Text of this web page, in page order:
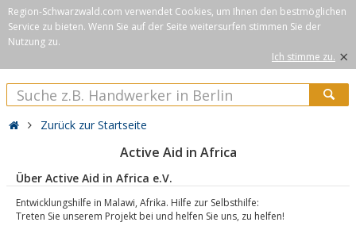
Region-Schwarzwald.com verwendet Cookies, um Ihnen den bestmöglichen
Service zu bieten. Wenn Sie auf der Seite weitersurfen stimmen Sie der
Nutzung zu.
Ich stimme zu. ×
Zurück zur Startseite
Active Aid in Africa
Über Active Aid in Africa e.V.
Entwicklungshilfe in Malawi, Afrika. Hilfe zur Selbsthilfe:
Treten Sie unserem Projekt bei und helfen Sie uns, zu helfen!